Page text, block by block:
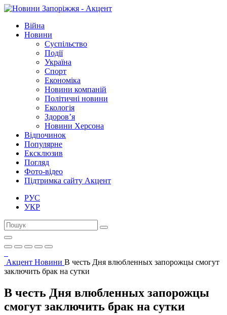
Війна
Новини
Суспільство
Події
Україна
Спорт
Економіка
Новини компаній
Політичні новини
Екологія
Здоров’я
Новини Херсона
Відпочинок
Популярне
Ексклюзив
Погляд
Фото-відео
Підтримка сайту Акцент
РУС
УКР
Акцент Новини В честь Дня влюбленных запорожцы смогут
заключить брак на сутки
В честь Дня влюбленных запорожцы
смогут заключить брак на сутки